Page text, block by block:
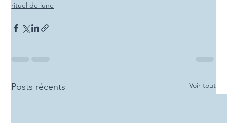
rituel de lune
Posts récents Voir tout